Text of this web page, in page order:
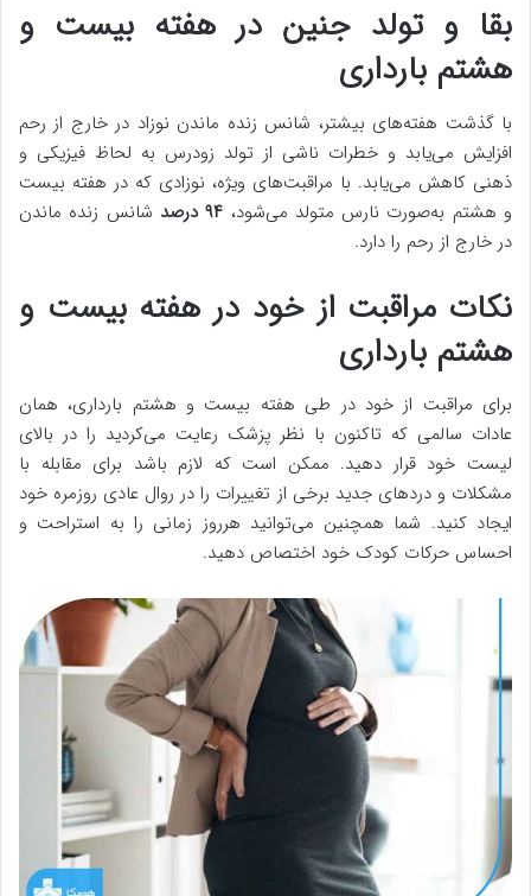
بقا و تولد جنین در هفته بیست و
هشتم بارداری
با گذشت هفته‌های بیشتر، شانس زنده ماندن نوزاد در خارج از رحم
افزایش می‌یابد و خطرات ناشی از تولد زودرس به لحاظ فیزیکی و
ذهنی کاهش می‌یابد. با مراقبت‌های ویژه، نوزادی که در هفته بیست
و هشتم به‌صورت نارس متولد می‌شود،
شانس زنده ماندن
در خارج از رحم را دارد.
نکات مراقبت از خود در هفته بیست و
هشتم بارداری
برای مراقبت از خود در طی هفته بیست و هشتم بارداری، همان
عادات سالمی که تاکنون با نظر پزشک رعایت می‌کردید را در بالای
لیست خود قرار دهید. ممکن است که لازم باشد برای مقابله با
مشکلات و دردهای جدید برخی از تغییرات را در روال عادی روزمره خود
ایجاد کنید. شما همچنین می‌توانید هرروز زمانی را به استراحت و
احساس حرکات کودک خود اختصاص دهید.